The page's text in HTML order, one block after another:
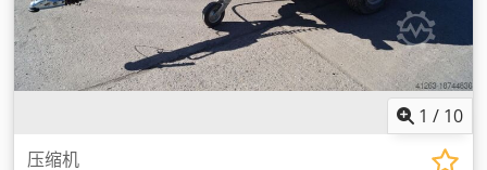
1 / 10
压缩机